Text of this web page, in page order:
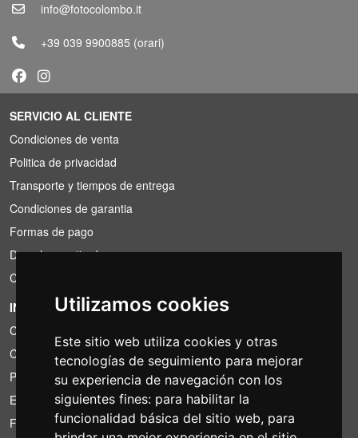
Utilizamos cookies
Este sitio web utiliza cookies y otras
tecnologías de seguimiento para mejorar
su experiencia de navegación con los
siguientes fines: para habilitar la
funcionalidad básica del sitio web, para
info@fotocolombo.it
+39 039 9900885 (orari)
SERVICIO AL CLIENTE
Condiciones de venta
Politica de privacidad
Transporte y tiempos de entrega
Condiciones de garantia
Formas de pago
Derecho a retirada
Condiciones de IVA
INFORMACIÓN
Condiciones de alquiler
Cotizaciones
Paquetes de ahorro
Encontrado por menos?
Financiacion